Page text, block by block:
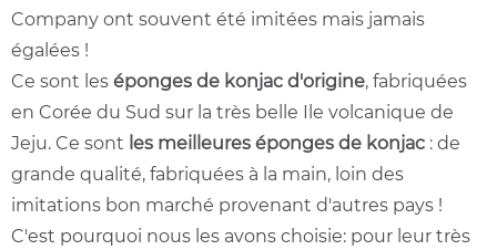
Company ont souvent été imitées mais jamais
égalées !
Ce sont les éponges de konjac d'origine, fabriquées
en Corée du Sud sur la très belle Ile volcanique de
Jeju. Ce sont les meilleures éponges de konjac : de
grande qualité, fabriquées à la main, loin des
imitations bon marché provenant d'autres pays !
C'est pourquoi nous les avons choisie: pour leur très